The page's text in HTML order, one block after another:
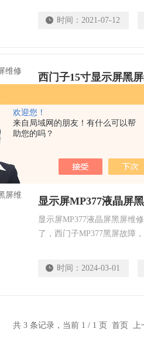
欢迎您！
来自局域网的朋友！有什么可以帮
助您的吗？
链接不上屏幕显示###？？
时间： 2021-07-12
西门子15寸显示屏黑
西门子15寸显示屏黑屏维修
MP377显示白屏维修，
亮维修，KP1200网口不通讯
摸跑位置，触摸校准不了维
显示屏MP377液晶屏
显示屏MP377液晶屏黑屏维
了，西门子MP377黑屏故障
系统OS更新，TP270进系统
时间： 2024-03-01
共 3 条记录，当前 1 / 1 页 首页